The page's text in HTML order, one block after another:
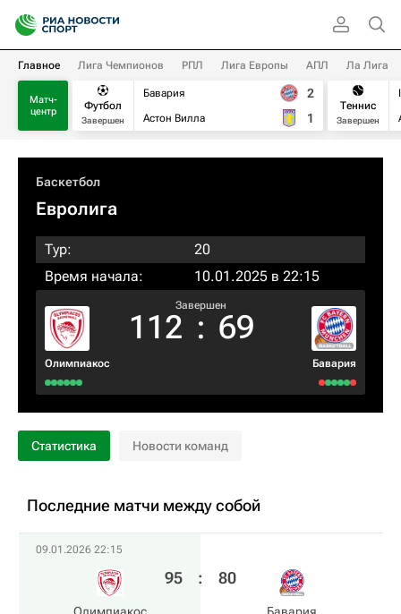
Главное Лига Чемпионов РПЛ Лига Европы АПЛ Ла Лига
Матч-
центр
Футбол
Завершен
Бавария
Астон Вилла
2
1
Теннис
Завершен
Баскетбол
Евролига
Тур:
20
Время начала:
10.01.2025 в 22:15
Олимпиакос
Завершен
112 : 69
Бавария
Статистика Новости команд
Последние матчи между собой
09.01.2026 22:15
95 : 80